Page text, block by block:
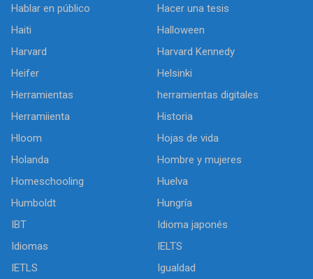
Hablar en público
Hacer una tesis
Haiti
Halloween
Harvard
Harvard Kennedy
Heifer
Helsinki
Herramientas
herramientas digitales
Herramiienta
Historia
Hloom
Hojas de vida
Holanda
Hombre y mujeres
Homeschooling
Huelva
Humboldt
Hungría
IBT
Idioma japonés
Idiomas
IELTS
IETLS
Igualdad